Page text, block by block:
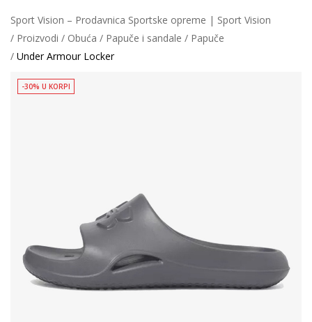
Sport Vision – Prodavnica Sportske opreme | Sport Vision
Proizvodi
Obuća Papuče i sandale
Papuče
Under Armour Locker
-30% U KORPI